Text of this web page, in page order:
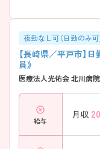
夜勤なし可（日勤のみ可
【長崎県／平戸市】日
員》
医療法人光佑会 北川病
給与
月収